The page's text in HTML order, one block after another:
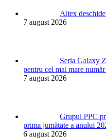
Altex
7 august 2026
Seria Galaxy
pentru cel mai mare
7 august 2026
Grupul PPC
prima jumătate a anului
6 august 2026